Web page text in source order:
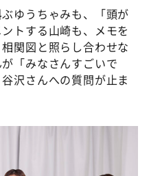
ゆうちゃみも、「頭が
トする山崎も、メモを
関図と照らし合わせな
「みなさんすごいで
沢さんへの質問が止ま